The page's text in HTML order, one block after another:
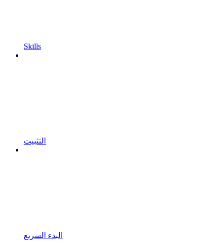
Skills
التثبيت
البدء السريع